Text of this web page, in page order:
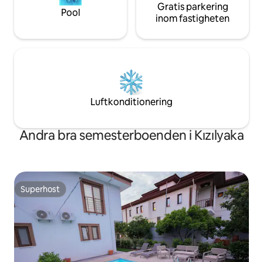
Pool
Gratis parkering
inom fastigheten
Luftkonditionering
Andra bra semesterboenden i Kızılyaka
Superhost
Superhost